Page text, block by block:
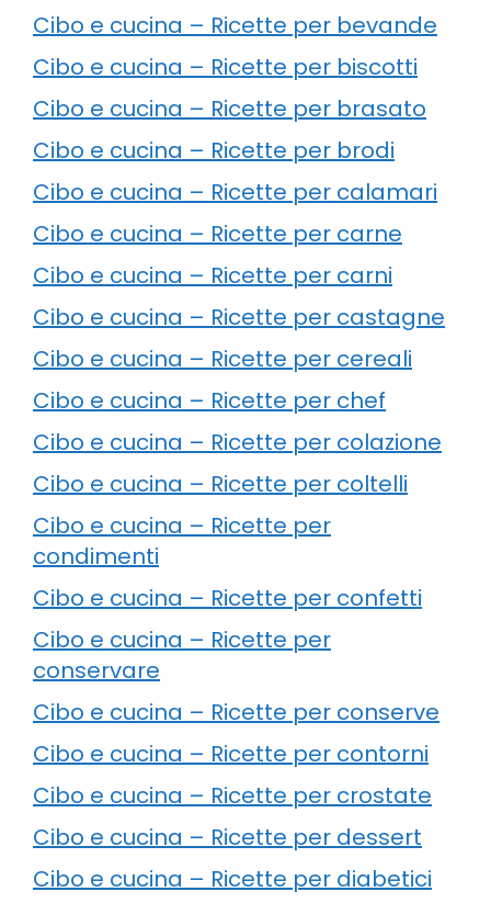
Cibo e cucina – Ricette per bevande
Cibo e cucina – Ricette per biscotti
Cibo e cucina – Ricette per brasato
Cibo e cucina – Ricette per brodi
Cibo e cucina – Ricette per calamari
Cibo e cucina – Ricette per carne
Cibo e cucina – Ricette per carni
Cibo e cucina – Ricette per castagne
Cibo e cucina – Ricette per cereali
Cibo e cucina – Ricette per chef
Cibo e cucina – Ricette per colazione
Cibo e cucina – Ricette per coltelli
Cibo e cucina – Ricette per
condimenti
Cibo e cucina – Ricette per confetti
Cibo e cucina – Ricette per
conservare
Cibo e cucina – Ricette per conserve
Cibo e cucina – Ricette per contorni
Cibo e cucina – Ricette per crostate
Cibo e cucina – Ricette per dessert
Cibo e cucina – Ricette per diabetici